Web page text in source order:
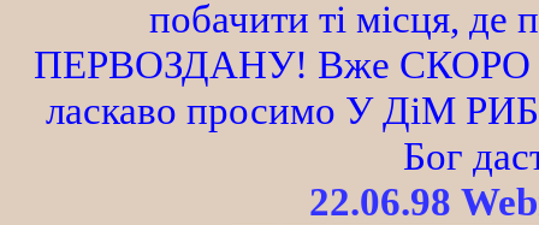
побачити ті місця,
ПЕРВОЗДАНУ! Вже СКОРО
ласкаво просимо У ДіМ
Бог
22.06.98